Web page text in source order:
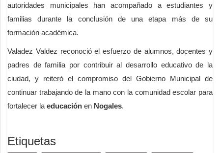
autoridades municipales han acompañado a estudiantes y
familias durante la conclusión de una etapa más de su
formación académica.
Valadez Valdez reconoció el esfuerzo de alumnos, docentes y
padres de familia por contribuir al desarrollo educativo de la
ciudad, y reiteró el compromiso del Gobierno Municipal de
continuar trabajando de la mano con la comunidad escolar para
fortalecer la educación en Nogales.
Etiquetas